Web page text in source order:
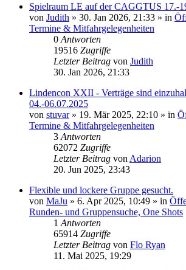
Spielraum LE auf der CAGGTUS 17.-
von Judith » 30. Jan 2026, 21:33 » in
Termine & Mitfahrgelegenheiten
0 Antworten
19516 Zugriffe
Letzter Beitrag von Judith
30. Jan 2026, 21:33
Lindencon XXII - Verträge sind
04.-06.07.2025
von stuvar» 19. Mär 2025, 22:10 » in
Termine & Mitfahrgelegenheiten
3 Antworten
62072 Zugriffe
Letzter Beitrag von Adarion
20. Jun 2025, 23:43
Flexible und lockere Gruppe gesucht.
von MaJu » 6. Apr 2025, 10:49 » in
Runden- und Gruppensuche, One Shots
1 Antworten
65914 Zugriffe
Letzter Beitrag von Flo Ryan
11. Mai 2025, 19:29